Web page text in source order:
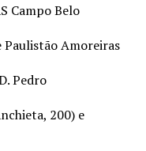
Campo Belo
Amoreiras
Pedro
200) e